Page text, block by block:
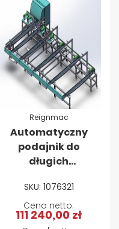
Reignmac
Automatyczny
podajnik do
długich
kształcie litery L
REIGNMAC M705
SKU: 1076321
111 240,00 zł